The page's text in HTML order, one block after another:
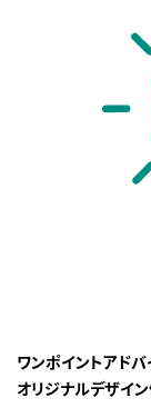
ワンポイントアドバ
オリジナルデザイ